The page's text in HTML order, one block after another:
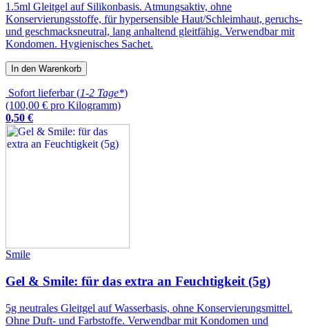
1.5ml Gleitgel auf Silikonbasis. Atmungsaktiv, ohne
Konservierungsstoffe, für hypersensible Haut/Schleimhaut, geruchs-
und geschmacksneutral, lang anhaltend gleitfähig. Verwendbar mit
Kondomen. Hygienisches Sachet.
In den Warenkorb
Sofort lieferbar (1-2 Tage*)
(100,00 € pro Kilogramm)
0,50 €
Smile
Gel & Smile: für das extra an Feuchtigkeit (5g)
5g neutrales Gleitgel auf Wasserbasis, ohne Konservierungsmittel.
Ohne Duft- und Farbstoffe. Verwendbar mit Kondomen und